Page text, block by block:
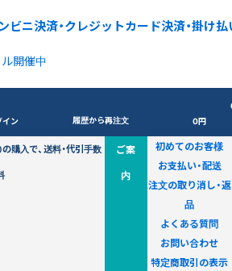
開催中
イン 履歴から再注文
0円
の購入で、送料・代引手数
ご案
内
初めてのお客様
お支払い・配送
注文の取り消し・返
品
よくある質問
お問い合わせ
特定商取引の表示